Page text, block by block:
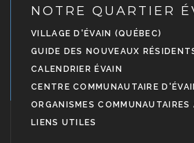
NOTRE QUARTIER
VILLAGE D'ÉVAIN (QUÉBEC)
GUIDE DES NOUVEAUX
CALENDRIER ÉVAIN
CENTRE COMMUNAUTAIRE
ORGANISMES COMMUNAUTAIRES
LIENS UTILES